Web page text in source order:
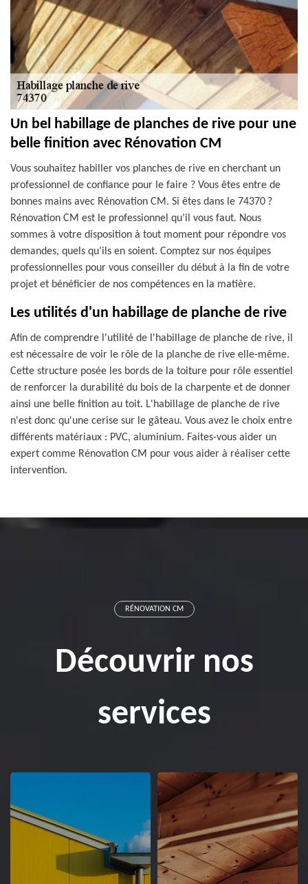
Un bel habillage de planches de rive pour une
belle finition avec Rénovation CM
Vous souhaitez habiller vos planches de rive en cherchant un
professionnel de confiance pour le faire ? Vous êtes entre de
bonnes mains avec Rénovation CM. Si êtes dans le 74370 ?
Rénovation CM est le professionnel qu’il vous faut. Nous
sommes à votre disposition à tout moment pour répondre vos
demandes, quels qu’ils en soient. Comptez sur nos équipes
professionnelles pour vous conseiller du début à la fin de votre
projet et bénéficier de nos compétences en la matière.
Les utilités d'un habillage de planche de rive
Afin de comprendre l'utilité de l'habillage de planche de rive, il
est nécessaire de voir le rôle de la planche de rive elle-même.
Cette structure posée les bords de la toiture pour rôle essentiel
de renforcer la durabilité du bois de la charpente et de donner
ainsi une belle finition au toit. L'habillage de planche de rive
n'est donc qu'une cerise sur le gâteau. Vous avez le choix entre
différents matériaux : PVC, aluminium. Faites-vous aider un
expert comme Rénovation CM pour vous aider à réaliser cette
intervention.
RÉNOVATION CM
Découvrir nos
services